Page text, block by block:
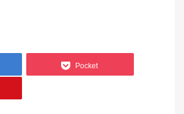
Pocket